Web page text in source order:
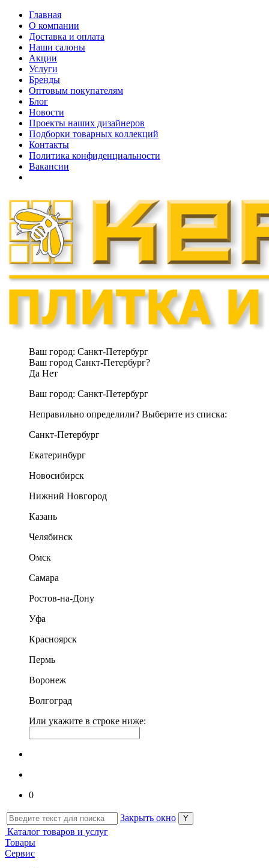
Главная
О компании
Доставка и оплата
Наши cалоны
Акции
Услуги
Бренды
Оптовым покупателям
Блог
Новости
Проекты наших дизайнеров
Подборки товарных коллекций
Контакты
Политика конфиденциальности
Вакансии
Ваш город: Санкт-Петербург
Ваш город Санкт-Петербург?
Да Нет
Ваш город: Санкт-Петербург
Неправильно определили? Выберите из списка:
Санкт-Петербург
Екатеринбург
Новосибирск
Нижний Новгород
Казань
Челябинск
Омск
Самара
Ростов-на-Дону
Уфа
Красноярск
Пермь
Воронеж
Волгоград
Или укажите в строке ниже:
0
Закрыть окно
Каталог товаров и услуг
Товары
Сервис